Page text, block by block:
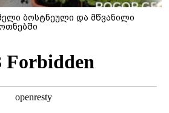
ბოსტნეული და მწვანილი